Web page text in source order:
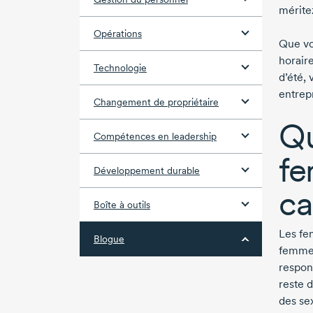
Opérations
Technologie
Changement de propriétaire
Compétences en leadership
Développement durable
Boîte à outils
Blogue
Que
d’été,
Les
reste
des